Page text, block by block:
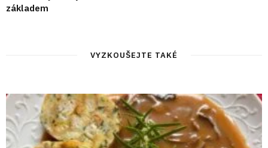
základem
VYZKOUŠEJTE TAKÉ